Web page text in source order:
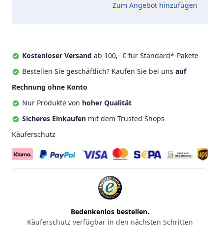
Zum Angebot hinzufügen
Kostenloser Versand ab 100,- € für Standard*-Pakete
Bestellen Sie geschäftlich? Kaufen Sie bei uns auf
Rechnung ohne Konto
Nur Produkte von hoher Qualität
Sicheres Einkaufen mit dem Trusted Shops
Käuferschutz